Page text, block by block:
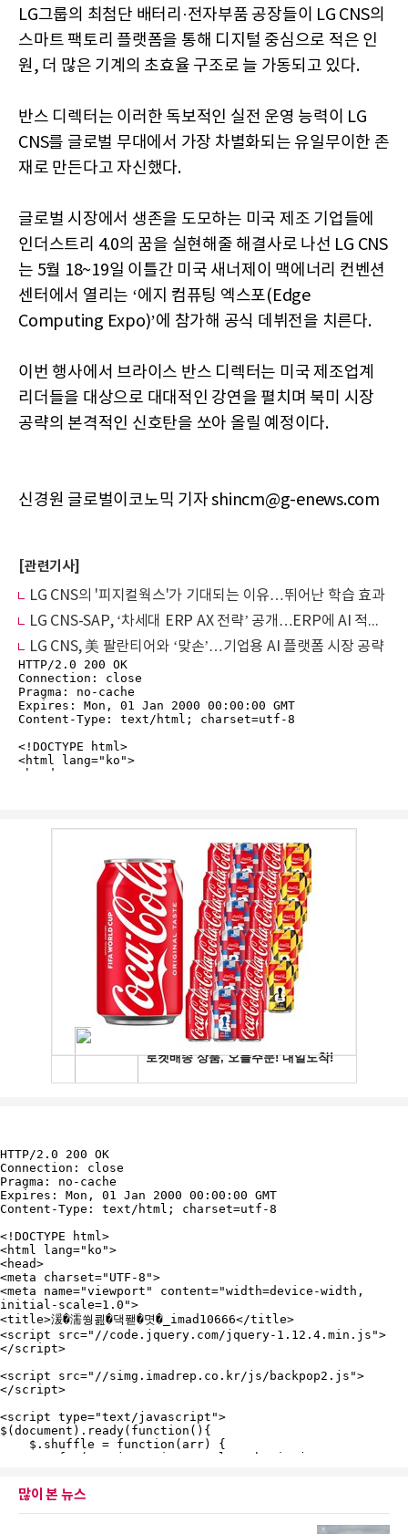
LG그룹의 최첨단 배터리·전자부품 공장들이 LG CNS의
스마트 팩토리 플랫폼을 통해 디지털 중심으로 적은 인
원, 더 많은 기계의 초효율 구조로 늘 가동되고 있다.
반스 디렉터는 이러한 독보적인 실전 운영 능력이 LG
CNS를 글로벌 무대에서 가장 차별화되는 유일무이한 존
재로 만든다고 자신했다.
글로벌 시장에서 생존을 도모하는 미국 제조 기업들에
인더스트리 4.0의 꿈을 실현해줄 해결사로 나선 LG CNS
는 5월 18~19일 이틀간 미국 새너제이 맥에너리 컨벤션
센터에서 열리는 ‘에지 컴퓨팅 엑스포(Edge
Computing Expo)’에 참가해 공식 데뷔전을 치른다.
이번 행사에서 브라이스 반스 디렉터는 미국 제조업계
리더들을 대상으로 대대적인 강연을 펼치며 북미 시장
공략의 본격적인 신호탄을 쏘아 올릴 예정이다.
신경원 글로벌이코노믹 기자 shincm@g-enews.com
[관련기사]
LG CNS의 '피지컬웍스'가 기대되는 이유…뛰어난 학습 효과
LG CNS-SAP, ‘차세대 ERP AX 전략’ 공개…ERP에 AI 적용해
LG CNS, 美 팔란티어와 ‘맞손’…기업용 AI 플랫폼 시장 공략
많이 본 뉴스